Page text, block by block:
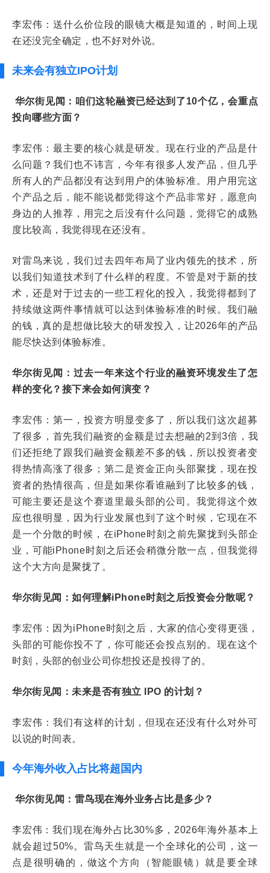
李宏伟：送什么价位段的眼镜大概是知道的，时间上现
在还没完全确定，也不好对外说。
未来会有独立IPO计划
华尔街见闻：咱们这轮融资已经达到了10个亿，会重点
投向哪些方面？
李宏伟：最主要的核心就是研发。现在行业的产品是什
么问题？我们也不讳言，今年有很多人发产品，但几乎
所有人的产品都没有达到用户的体验标准。用户用完这
个产品之后，能不能说都觉得这个产品非常好，愿意向
身边的人推荐，用完之后没有什么问题，觉得它的成熟
度比较高，我觉得现在还没有。
对雷鸟来说，我们过去四年布局了业内领先的技术，所
以我们知道技术到了什么样的程度。不管是对于新的技
术，还是对于过去的一些工程化的投入，我觉得都到了
持续做这两件事情就可以达到体验标准的时候。我们融
的钱，真的是想做比较大的研发投入，让2026年的产品
能尽快达到体验标准。
华尔街见闻：过去一年来这个行业的融资环境发生了怎
样的变化？接下来会如何演变？
李宏伟：第一，投资方明显变多了，所以我们这次超募
了很多，首先我们融资的金额是过去想融的2到3倍，我
们还拒绝了跟我们融资金额差不多的钱，所以投资者变
得热情高涨了很多；第二是资金正向头部聚拢，现在投
资者的热情很高，但是如果你看谁融到了比较多的钱，
可能主要还是这个赛道里最头部的公司。我觉得这个效
应也很明显，因为行业发展也到了这个时候，它现在不
是一个分散的时候，在iPhone时刻之前先聚拢到头部企
业，可能iPhone时刻之后还会稍微分散一点，但我觉得
这个大方向是聚拢了。
华尔街见闻：如何理解iPhone时刻之后投资会分散呢？
李宏伟：因为iPhone时刻之后，大家的信心变得更强，
头部的可能你投不了，你可能还会投点别的。现在这个
时刻，头部的创业公司你想投还是投得了的。
华尔街见闻：未来是否有独立 IPO 的计划？
李宏伟：我们有这样的计划，但现在还没有什么对外可
以说的时间表。
今年海外收入占比将超国内
华尔街见闻：雷鸟现在海外业务占比是多少？
李宏伟：我们现在海外占比30%多，2026年海外基本上
就会超过50%。雷鸟天生就是一个全球化的公司，这一
点是很明确的，做这个方向（智能眼镜）就是要全球